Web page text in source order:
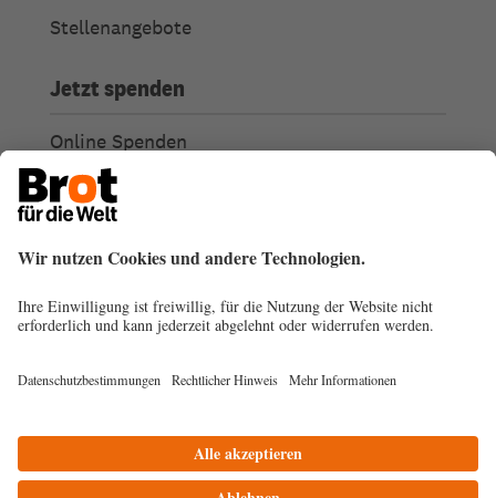
Stellenangebote
Jetzt spenden
Online Spenden
Weitere Spendenmöglichkeiten
Ich habe Fragen zu meiner Spende
Spendengütesiegel
Transparenz
© 2026
Impressum Datenschutz